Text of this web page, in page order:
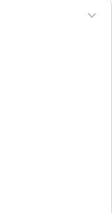
expand_more